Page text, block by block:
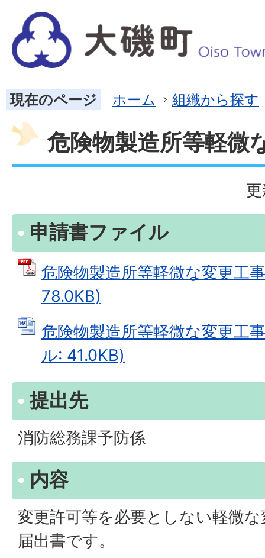
現在のページ ホーム 組織から探す
危険物製造所等軽微
申請書ファイル
危険物製造所等軽微な変更工
78.0KB)
危険物製造所等軽微な変更工
ル: 41.0KB)
提出先
消防総務課予防係
内容
変更許可等を必要としない軽微
届出書です。